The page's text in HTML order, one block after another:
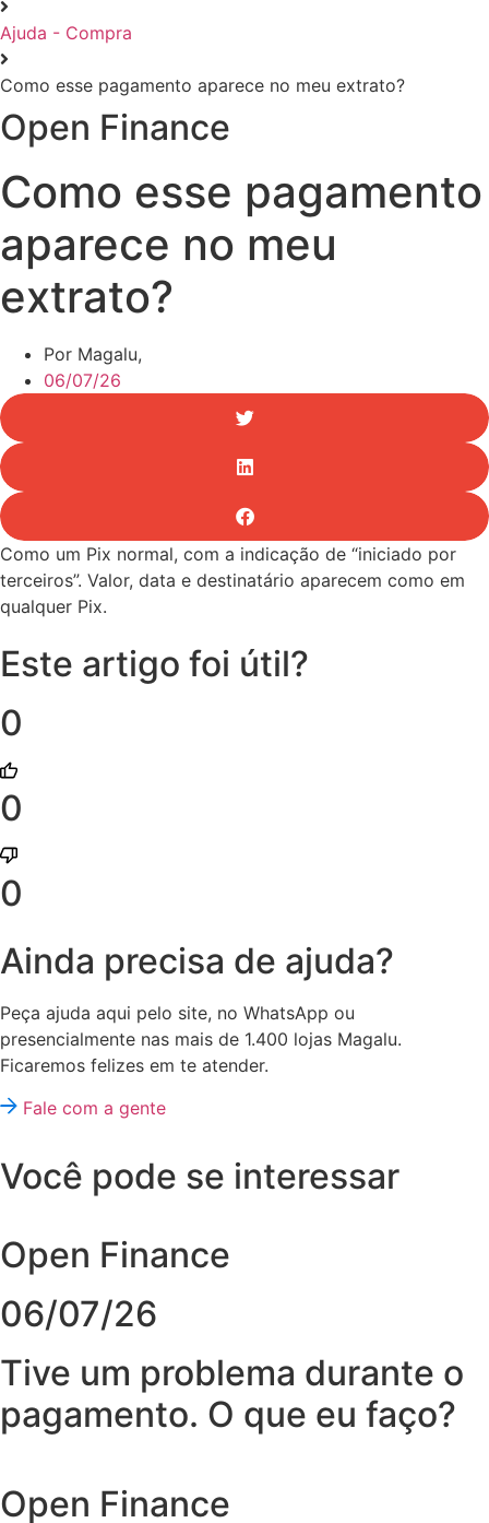
Ajuda - Compra
Como esse pagamento aparece no meu extrato?
Open Finance
Como esse pagamento
aparece no meu
extrato?
Por Magalu,
06/07/26
Como um Pix normal, com a indicação de “iniciado por
terceiros”. Valor, data e destinatário aparecem como em
qualquer Pix.
Este artigo foi útil?
0
0
0
Ainda precisa de ajuda?
Peça ajuda aqui pelo site, no WhatsApp ou
presencialmente nas mais de 1.400 lojas Magalu.
Ficaremos felizes em te atender.
Fale com a gente
Você pode se interessar
Open Finance
06/07/26
Tive um problema durante o
pagamento. O que eu faço?
Open Finance